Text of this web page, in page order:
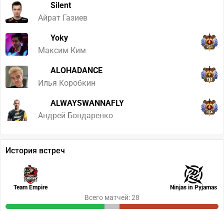
Silent
Айрат Газиев
Yoky
Максим Ким
253
ALOHADANCE
Илья Коробкин
785
ALWAYSWANNAFLY
Андрей Бондаренко
814
История встреч
Team Empire Ninjas in Pyjamas
Всего матчей: 28